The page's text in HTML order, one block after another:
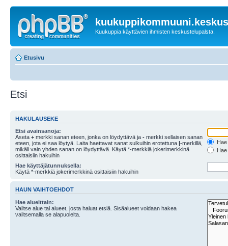
Kuukuppia käyttävien ihmisten keskustelupalsta.
Etusivu
Etsi
HAKULAUSEKE
Etsi avainsanoja:
Aseta + merkki sanan eteen, jonka on löydyttävä ja - merkki sellaisen sanan
eteen, jota ei saa löytyä. Laita haettavat sanat sulkuihin erotettuna |-merkillä,
mikäli vain yhden sanan on löydyttävä. Käytä *-merkkiä jokerimerkkinä
osittaisiin hakuihin
Hae käyttäjätunnuksella:
Käytä *-merkkiä jokerimerkkinä osittaisiin hakuihin
HAUN VAIHTOEHDOT
Hae alueittain:
Valitse alue tai alueet, josta haluat etsiä. Sisäalueet voidaan hakea
valitsemalla se alapuolelta.